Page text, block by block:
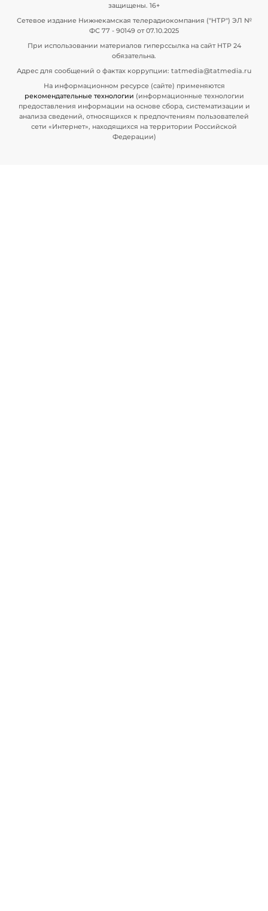
защищены. 16+
Сетевое издание Нижнекамская телерадиокомпания ("НТР") ЭЛ №
ФС 77 - 90149 от 07.10.2025
При использовании материалов гиперссылка на сайт НТР 24
обязательна.
Адрес для сообщений о фактах коррупции: tatmedia@tatmedia.ru
На информационном ресурсе (сайте) применяются
рекомендательные технологии (информационные технологии
предоставления информации на основе сбора, систематизации и
анализа сведений, относящихся к предпочтениям пользователей
сети «Интернет», находящихся на территории Российской
Федерации)